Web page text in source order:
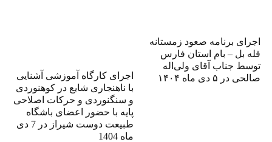
اجرای برنامه صعود زمستانه
قله بل – بام استان فارس
توسط جناب آقای ولی‌اله
صالحی در ۵ دی ماه ۱۴۰۴
اجرای کارگاه آموزشی آشنایی
با ناهنجاری شایع در کوهنوردی
و سنگنوردی و حرکات اصلاحی
پایه با حضور اعضای باشگاه
طبیعت دوست شیراز در 7 دی
ماه 1404